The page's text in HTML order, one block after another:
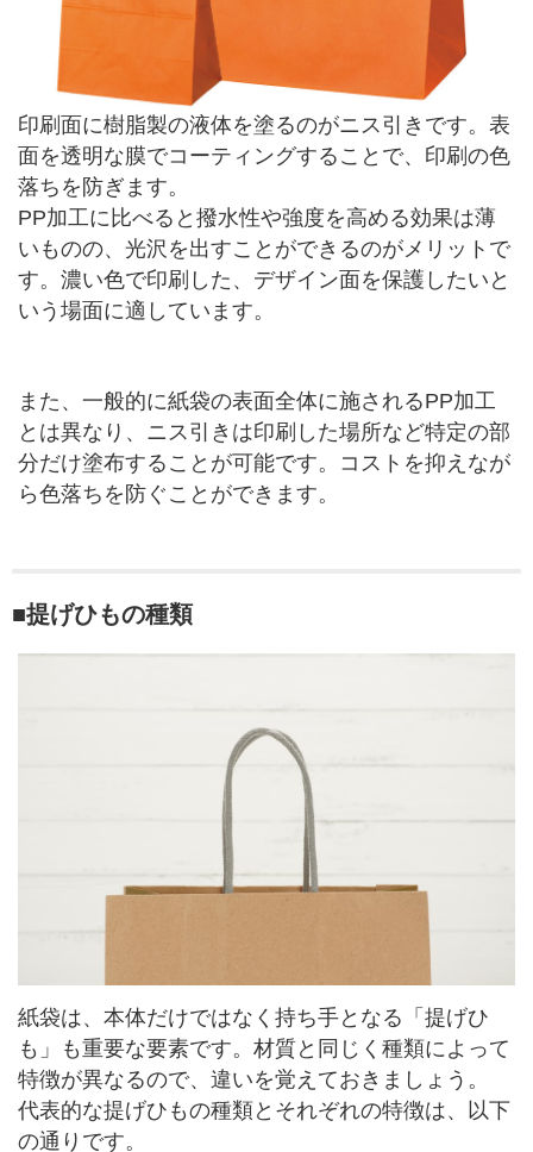
印刷面に樹脂製の液体を塗るのがニス引きです。表
面を透明な膜でコーティングすることで、印刷の色
落ちを防ぎます。
PP加工に比べると撥水性や強度を高める効果は薄
いものの、光沢を出すことができるのがメリットで
す。濃い色で印刷した、デザイン面を保護したいと
いう場面に適しています。
また、一般的に紙袋の表面全体に施されるPP加工
とは異なり、ニス引きは印刷した場所など特定の部
分だけ塗布することが可能です。コストを抑えなが
ら色落ちを防ぐことができます。
■提げひもの種類
紙袋は、本体だけではなく持ち手となる「提げひ
も」も重要な要素です。材質と同じく種類によって
特徴が異なるので、違いを覚えておきましょう。
代表的な提げひもの種類とそれぞれの特徴は、以下
の通りです。